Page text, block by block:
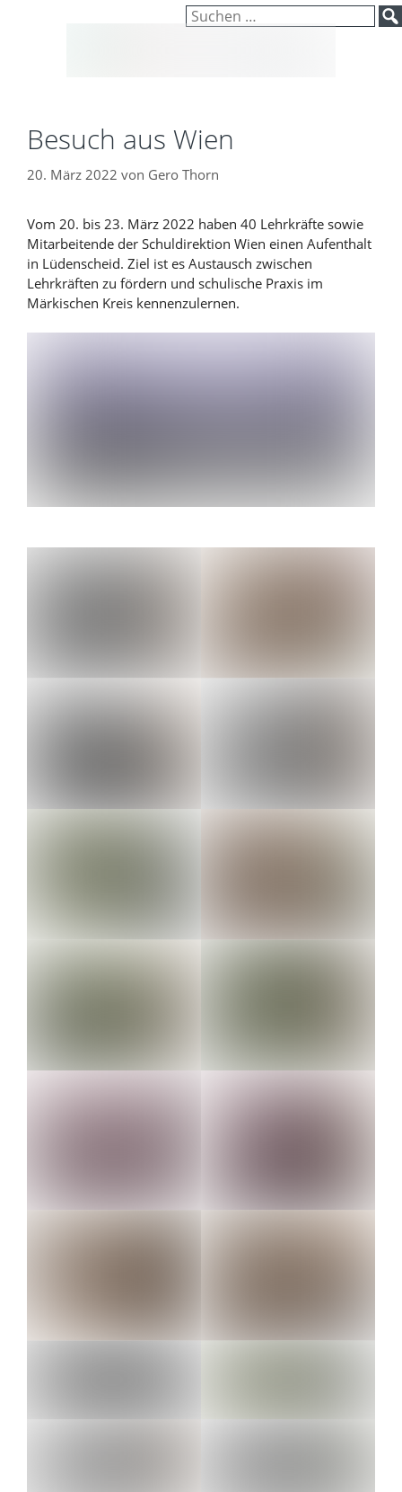
Suchen
Besuch aus Wien
20. März 2022 von Gero Thorn
Vom 20. bis 23. März 2022 haben 40 Lehrkräfte sowie
Mitarbeitende der Schuldirektion Wien einen Aufenthalt
in Lüdenscheid. Ziel ist es Austausch zwischen
Lehrkräften zu fördern und schulische Praxis im
Märkischen Kreis kennenzulernen.